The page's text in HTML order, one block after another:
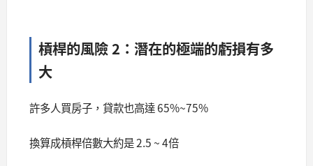
槓桿的風險 2：潛在的極端的虧損有多
大
許多人買房子，貸款也高達 65%~75%
換算成槓桿倍數大約是 2.5 ~ 4倍